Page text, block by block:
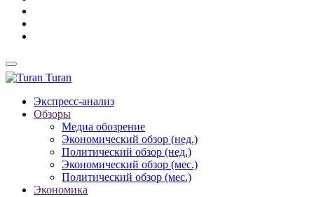
Turan
Экспресс-анализ
Обзоры
Медиа обозрение
Экономический обзор (нед.)
Политический обзор (нед.)
Экономический обзор (мес.)
Политический обзор (мес.)
Экономика